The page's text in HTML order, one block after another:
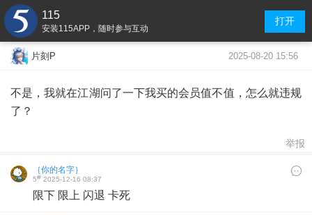
115
安装115APP，随时参与互动
打开
片刻P 2025-08-20 15:56
不是，我就在江湖问了一下我买的会员值不值，怎么就违规
了？
举报
｛你的名字｝
5# 2025-12-16 08:37
限下 限上 闪退 卡死